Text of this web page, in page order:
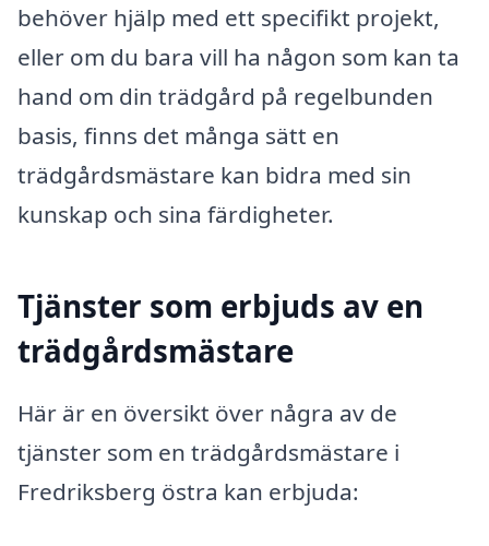
behöver hjälp med ett specifikt projekt,
eller om du bara vill ha någon som kan ta
hand om din trädgård på regelbunden
basis, finns det många sätt en
trädgårdsmästare kan bidra med sin
kunskap och sina färdigheter.
Tjänster som erbjuds av en
trädgårdsmästare
Här är en översikt över några av de
tjänster som en trädgårdsmästare i
Fredriksberg östra kan erbjuda: